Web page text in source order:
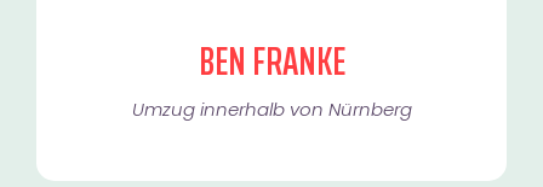
BEN FRANKE
Umzug innerhalb von Nürnberg​